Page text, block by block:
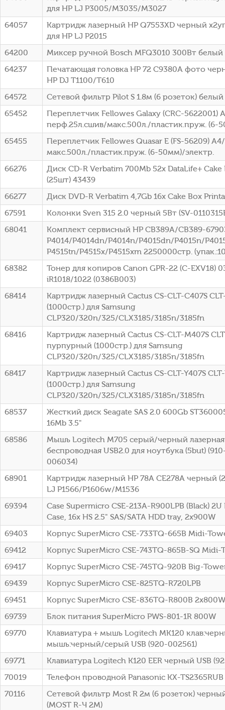
для HP LJ P3005/M3035/M3027
64057
Картридж лазерный HP Q7553XD черный
для HP LJ P2015
64200
Миксер ручной Bosch MFQ3010 300Вт белый
64237
Печатающая головка HP 72 C9380A фото
HP DJ T1100/T610
64572
Сетевой фильтр Pilot S 1.8м (6 розеток)
65452
Переплетчик Fellowes Galaxy (CRC-5622001)
перф.25л.сшив/макс.500л./пластик.пруж. (6-
65455
Переплетчик Fellowes Quasar E (FS-56209)
макс.500л./пластик.пруж. (6-50мм)/электр.
66276
Диск CD-R Verbatim 700Mb 52x DataLife+ Cake
(25шт) 43439
66277
Диск DVD-R Verbatim 4,7Gb 16x Cake Box
67591
Колонки Sven 315 2.0 черный 5Вт (SV-
68041
Комплект сервисный HP CB389A/CB389-
P4014/P4014dn/P4014n/P4015dn/P4015n/
P4515tn/P4515x/P4515xm 2250000стр.
68382
Тонер для копиров Canon GPR-22 (C-EXV18)
iR1018/1022 (0386B003)
68414
Картридж лазерный Cactus CS-CLT-C407S
(1000стр.) для Samsung
CLP320/320n/325/CLX3185/3185n/3185fn
68416
Картридж лазерный Cactus CS-CLT-M407S
пурпурный (1000стр.) для Samsung
CLP320/320n/325/CLX3185/3185n/3185fn
68417
Картридж лазерный Cactus CS-CLT-Y407S
(1000стр.) для Samsung
CLP320/320n/325/CLX3185/3185n/3185fn
68537
Жесткий диск Seagate SAS 2.0 600Gb
16Mb 3.5"
68586
Мышь Logitech M705 серый/черный лазерная
беспроводная USB2.0 для ноутбука (5but)
006034)
68901
Картридж лазерный HP 78A CE278A черный
LJ P1566/P1606w/M1536
69394
Case Supermicro CSE-213A-R900LPB (Black)
Case, 16x HS 2.5" SAS/SATA HDD tray, 2x900W
69403
Корпус SuperMicro CSE-733TQ-665B Midi-
69412
Корпус SuperMicro CSE-743TQ-865B-SQ Midi-
69417
Корпус SuperMicro CSE-745TQ-920B Big-
69439
Корпус SuperMicro CSE-825TQ-R720LPB
69451
Корпус SuperMicro CSE-836TQ-R800B
69739
Блок питания SuperMicro PWS-801-1R 800W
69770
Клавиатура + мышь Logitech MK120
мышь:черный/серый USB (920-002561)
69771
Клавиатура Logitech K120 EER черный USB
70019
Телефон проводной Panasonic KX-
70116
Сетевой фильтр Most R 2м (6 розеток)
(МОSТ R-Ч 2М)